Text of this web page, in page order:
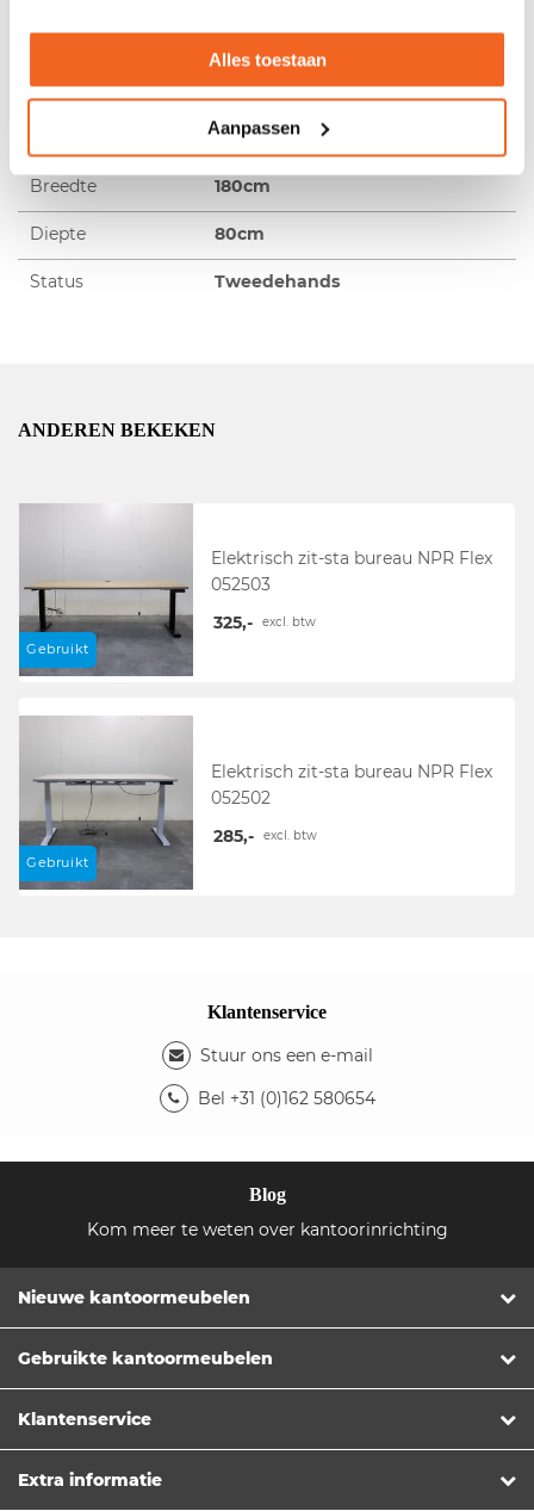
Alles toestaan
Aanpassen
Kleur blad Light oak
Zwart
Breedte 180cm
Diepte 80cm
Status Tweedehands
ANDEREN BEKEKEN
Gebruikt
Elektrisch zit-sta bureau NPR Flex
052503
325,-
excl. btw
Gebruikt
Elektrisch zit-sta bureau NPR Flex
052502
285,-
excl. btw
Klantenservice
Stuur ons een e-mail
Bel +31 (0)162 580654
Blog
Kom meer te weten over kantoorinrichting
Nieuwe kantoormeubelen
Gebruikte kantoormeubelen
Klantenservice
Extra informatie